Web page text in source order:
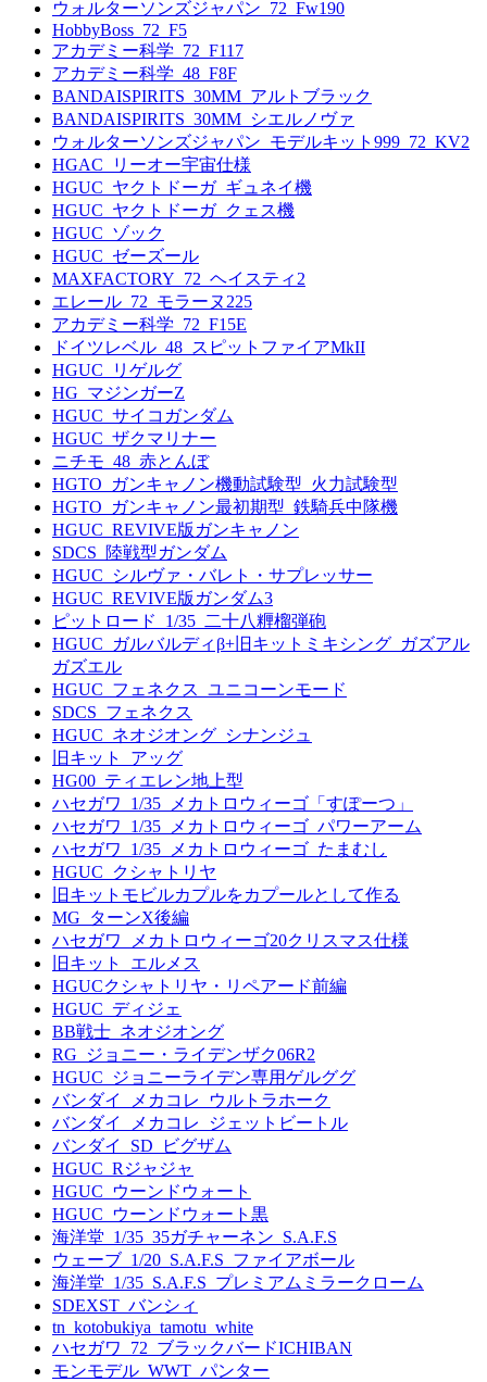
ウォルターソンズジャパン_72_Fw190
HobbyBoss_72_F5
アカデミー科学_72_F117
アカデミー科学_48_F8F
BANDAISPIRITS_30MM_アルトブラック
BANDAISPIRITS_30MM_シエルノヴァ
ウォルターソンズジャパン_モデルキット999_72_KV2
HGAC_リーオー宇宙仕様
HGUC_ヤクトドーガ_ギュネイ機
HGUC_ヤクトドーガ_クェス機
HGUC_ゾック
HGUC_ゼーズール
MAXFACTORY_72_ヘイスティ2
エレール_72_モラーヌ225
アカデミー科学_72_F15E
ドイツレベル_48_スピットファイアMkII
HGUC_リゲルグ
HG_マジンガーZ
HGUC_サイコガンダム
HGUC_ザクマリナー
ニチモ_48_赤とんぼ
HGTO_ガンキャノン機動試験型_火力試験型
HGTO_ガンキャノン最初期型_鉄騎兵中隊機
HGUC_REVIVE版ガンキャノン
SDCS_陸戦型ガンダム
HGUC_シルヴァ・バレト・サプレッサー
HGUC_REVIVE版ガンダム3
ピットロード_1/35_二十八糎榴弾砲
HGUC_ガルバルディβ+旧キットミキシング_ガズアル
ガズエル
HGUC_フェネクス_ユニコーンモード
SDCS_フェネクス
HGUC_ネオジオング_シナンジュ
旧キット_アッグ
HG00_ティエレン地上型
ハセガワ_1/35_メカトロウィーゴ「すぽーつ」
ハセガワ_1/35_メカトロウィーゴ_パワーアーム
ハセガワ_1/35_メカトロウィーゴ_たまむし
HGUC_クシャトリヤ
旧キットモビルカプルをカプールとして作る
MG_ターンX後編
ハセガワ_メカトロウィーゴ20クリスマス仕様
旧キット_エルメス
HGUCクシャトリヤ・リペアード前編
HGUC_ディジェ
BB戦士_ネオジオング
RG_ジョニー・ライデンザク06R2
HGUC_ジョニーライデン専用ゲルググ
バンダイ_メカコレ_ウルトラホーク
バンダイ_メカコレ_ジェットビートル
バンダイ_SD_ビグザム
HGUC_Rジャジャ
HGUC_ウーンドウォート
HGUC_ウーンドウォート黒
海洋堂_1/35_35ガチャーネン_S.A.F.S
ウェーブ_1/20_S.A.F.S_ファイアボール
海洋堂_1/35_S.A.F.S_プレミアムミラークローム
SDEXST_バンシィ
tn_kotobukiya_tamotu_white
ハセガワ_72_ブラックバードICHIBAN
モンモデル_WWT_パンター